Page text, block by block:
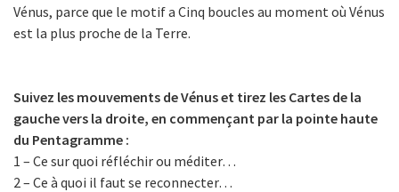
Vénus, parce que le motif a Cinq boucles au moment où Vénus
est la plus proche de la Terre.
Suivez les mouvements de Vénus et tirez les Cartes de la
gauche vers la droite, en commençant par la pointe haute
du Pentagramme :
1 – Ce sur quoi réfléchir ou méditer…
2 – Ce à quoi il faut se reconnecter…